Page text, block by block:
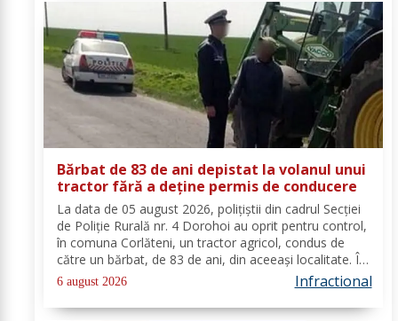
Bărbat de 83 de ani depistat la volanul unui
tractor fără a deține permis de conducere
La data de 05 august 2026, polițiștii din cadrul Secției
de Poliție Rurală nr. 4 Dorohoi au oprit pentru control,
în comuna Corlăteni, un tractor agricol, condus de
către un bărbat, de 83 de ani, din aceeași localitate. În
urma verificărilor efectuate de către polițiști, s-a
constatat faptul că...
6 august 2026 Infractional